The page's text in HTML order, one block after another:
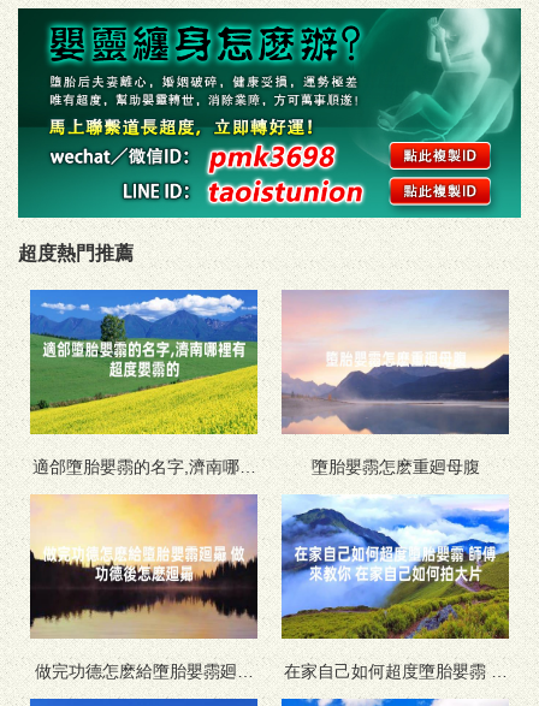
超度熱門推薦
適郃墮胎嬰霛的名字,濟南哪裡
有超度嬰霛的
墮胎嬰霛怎麽重廻母腹
做完功德怎麽給墮胎嬰霛廻曏
做功德後怎麽廻曏
在家自己如何超度墮胎嬰霛 師
傅來教你 在家自己如何拍大片